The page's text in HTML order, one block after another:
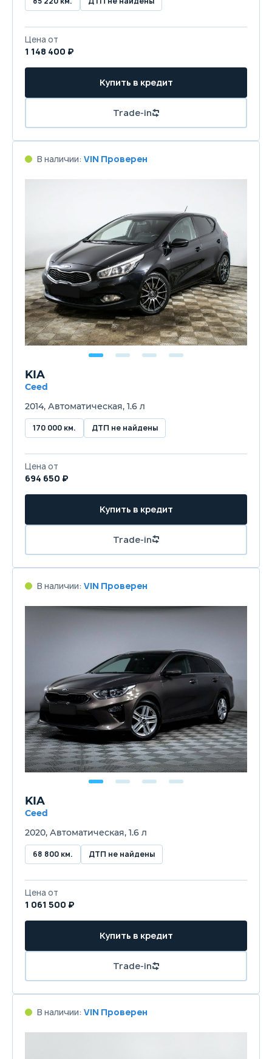
Цена от
1 148 400 ₽
Купить в кредит
Trade-in
В наличии: VIN Проверен
KIA
Ceed
2014, Автоматическая, 1.6 л
170 000 км. ДТП не найдены
Цена от
694 650 ₽
Купить в кредит
Trade-in
В наличии: VIN Проверен
KIA
Ceed
2020, Автоматическая, 1.6 л
68 800 км. ДТП не найдены
Цена от
1 061 500 ₽
Купить в кредит
Trade-in
В наличии: VIN Проверен